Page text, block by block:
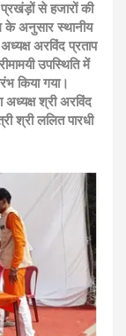
से हजारों की
के अनुसार स्थानीय
अरविंद प्रताप
उपस्थिति में
किया गया।
अध्यक्ष श्री अरविंद
श्री ललित पारधी